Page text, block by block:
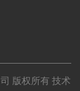
版权所有 技术